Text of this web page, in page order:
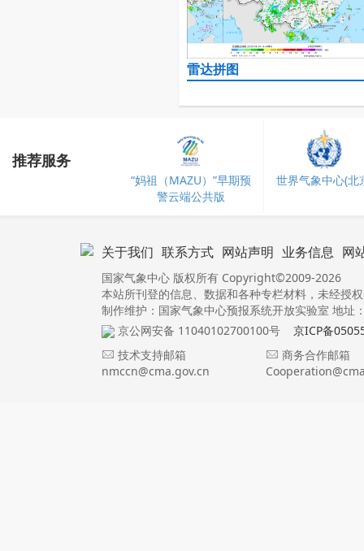
雷达拼图
推荐服务
“妈祖（MAZU）”早期预
警云端公共版
世界气象中心(北
关于我们 联系方式 网站声明 业务信息 网
国家气象中心 版权所有 Copyright©2009-2026
本站所刊登的信息、数据和各种专栏材料，未经授
制作维护：国家气象中心预报系统开放实验室 地址
京公网安备 11040102700100号
京ICP备
技术支持邮箱
nmccn@cma.gov.cn
商务合作邮箱